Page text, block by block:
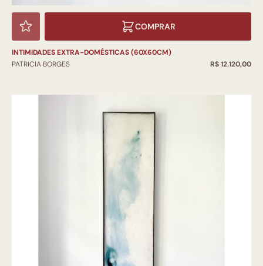
COMPRAR
INTIMIDADES EXTRA-DOMÉSTICAS (60X60CM)
PATRICIA BORGES
R$ 12.120,00